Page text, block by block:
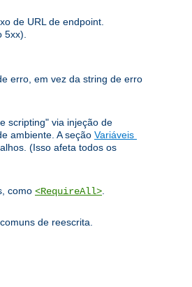
de URL de endpoint.
5xx).
erro, em vez da string de erro
scripting" via injeção de
ambiente. A seção Variáveis ​​
(Isso afeta todos os
como <RequireAll>.
de reescrita.